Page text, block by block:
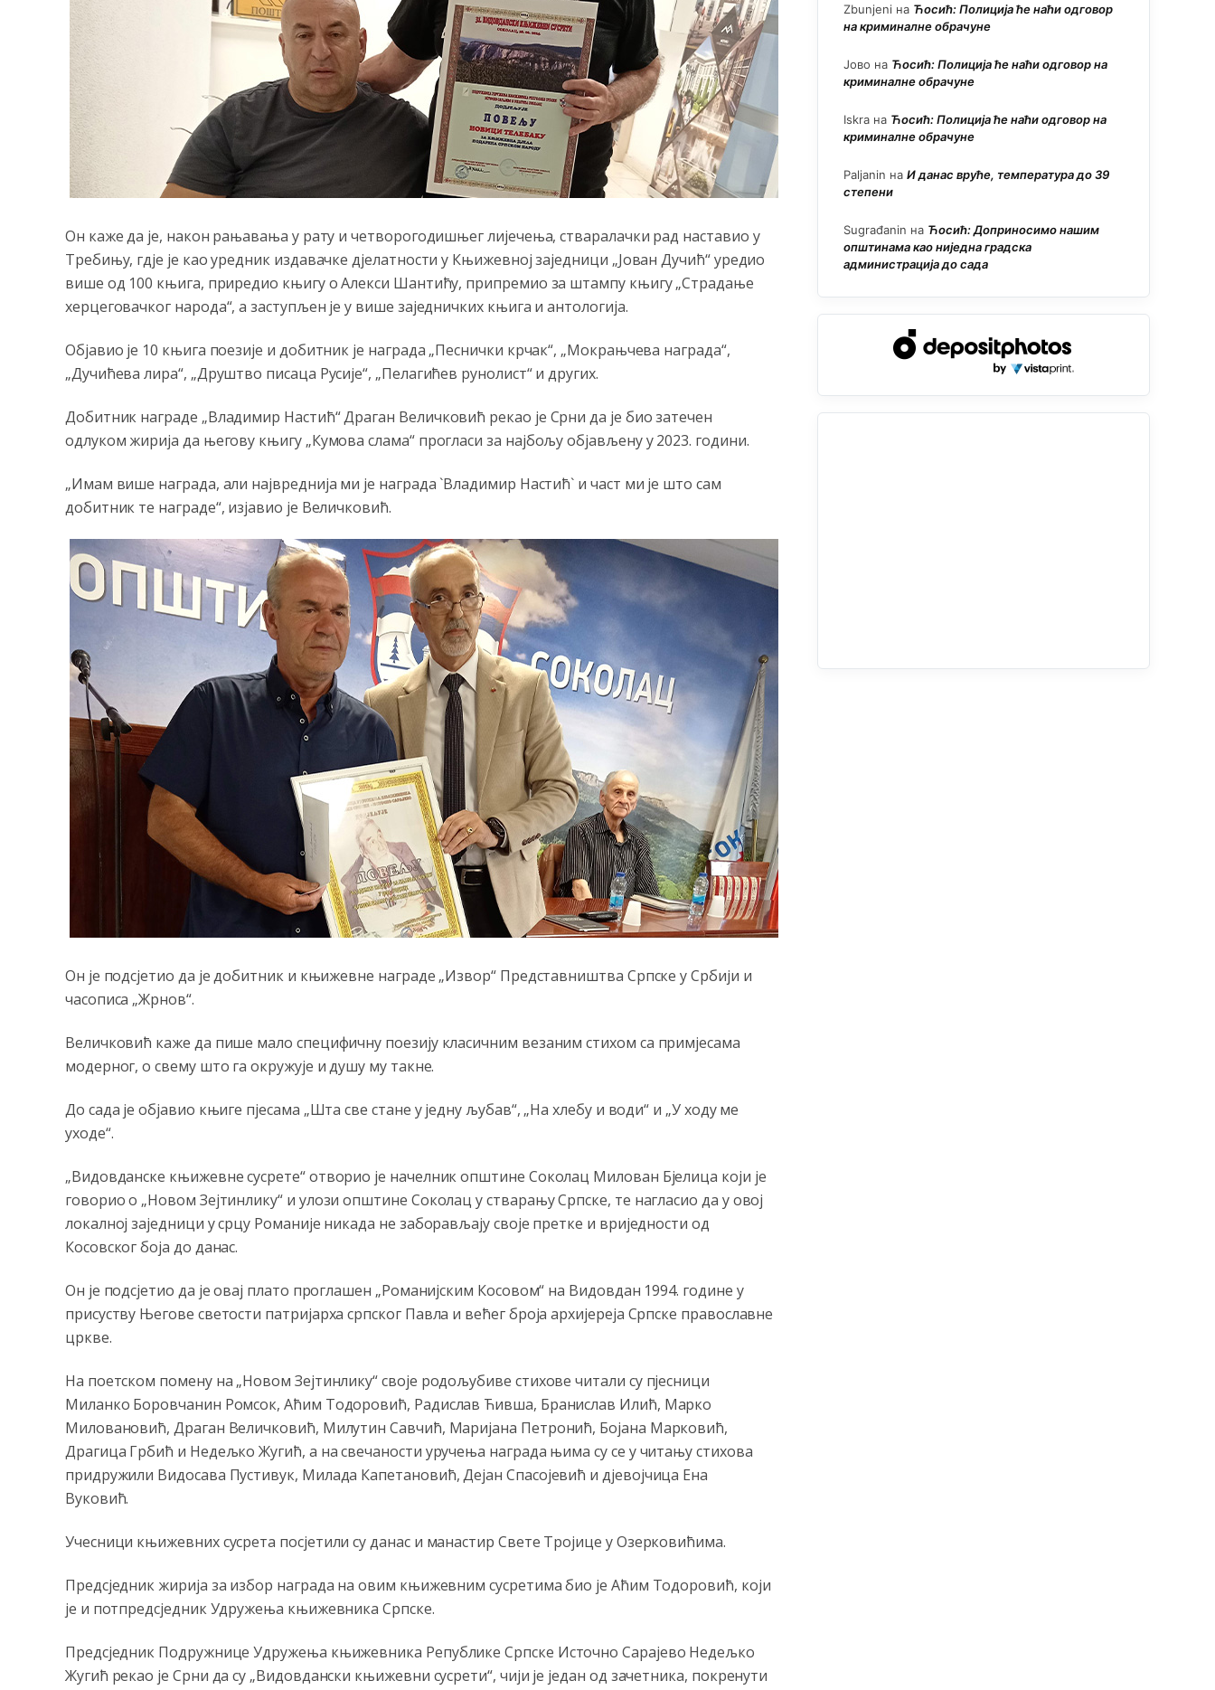
Он каже да је, након рањавања у рату и четворогодишњег лијечења, стваралачки рад наставио у
Требињу, гд‌је је као уредник издавачке д‌јелатности у Књижевној заједници „Јован Дучић“ уредио
више од 100 књига, приредио књигу о Алекси Шантићу, припремио за штампу књигу „Страдање
херцеговачког народа“, а заступљен је у више заједничких књига и антологија.
Објавио је 10 књига поезије и добитник је награда „Песнички крчак“, „Мокрањчева награда“,
„Дучићева лира“, „Друштво писаца Русије“, „Пелагићев рунолист“ и других.
Добитник награде „Владимир Настић“ Драган Величковић рекао је Срни да је био затечен
одлуком жирија да његову књигу „Кумова слама“ прогласи за најбољу објављену у 2023. години.
„Имам више награда, али највреднија ми је награда `Владимир Настић` и част ми је што сам
добитник те награде“, изјавио је Величковић.
Он је подсјетио да је добитник и књижевне награде „Извор“ Представништва Српске у Србији и
часописа „Жрнов“.
Величковић каже да пише мало специфичну поезију класичним везаним стихом са примјесама
модерног, о свему што га окружује и душу му такне.
До сада је објавио књиге пјесама „Шта све стане у једну љубав“, „На хлебу и води“ и „У ходу ме
уходе“.
„Видовданске књижевне сусрете“ отворио је начелник општине Соколац Милован Бјелица који је
говорио о „Новом Зејтинлику“ и улози општине Соколац у стварању Српске, те нагласио да у овој
локалној заједници у срцу Романије никада не заборављају своје претке и вриједности од
Косовског боја до данас.
Он је подсјетио да је овај плато проглашен „Романијским Косовом“ на Видовдан 1994. године у
присуству Његове светости патријарха српског Павла и већег броја архијереја Српске православне
цркве.
На поетском помену на „Новом Зејтинлику“ своје родољубиве стихове читали су пјесници
Миланко Боровчанин Ромсок, Аћим Тодоровић, Радислав Ћивша, Бранислав Илић, Марко
Миловановић, Драган Величковић, Милутин Савчић, Маријана Петронић, Бојана Марковић,
Драгица Грбић и Недељко Жугић, а на свечаности уручења награда њима су се у читању стихова
придружили Видосава Пустивук, Милада Капетановић, Дејан Спасојевић и д‌јевојчица Ена
Вуковић.
Учесници књижевних сусрета посјетили су данас и манастир Свете Тројице у Озерковићима.
Предсједник жирија за избор награда на овим књижевним сусретима био је Аћим Тодоровић, који
је и потпредсједник Удружења књижевника Српске.
Предсједник Подружнице Удружења књижевника Републике Српске Источно Сарајево Недељко
Жугић рекао је Срни да су „Видовдански књижевни сусрети“, чији је један од зачетника, покренути
Zbunjeni на Ћосић: Полиција ће наћи одговор
на криминалне обрачуне
Јово на Ћосић: Полиција ће наћи одговор на
криминалне обрачуне
Iskra на Ћосић: Полиција ће наћи одговор на
криминалне обрачуне
Paljanin на И данас вруће, температура до 39
степени
Sugrađanin на Ћосић: Доприносимо нашим
општинама као ниједна градска
администрација до сада